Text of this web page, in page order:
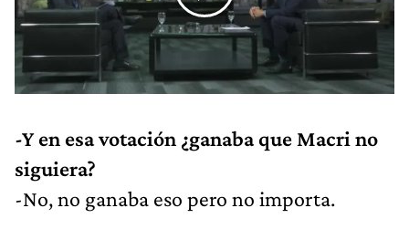
-Y en esa votación ¿ganaba que Macri no
siguiera?
-No, no ganaba eso pero no importa.